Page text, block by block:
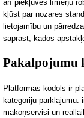
arī piekļuves līmeņu
kļūst par nozares
lietojamību un
saprast, kādos
Pakalpojumu
Platformas kodols ir
kategoriju pārklājumu:
mākoņservisi un